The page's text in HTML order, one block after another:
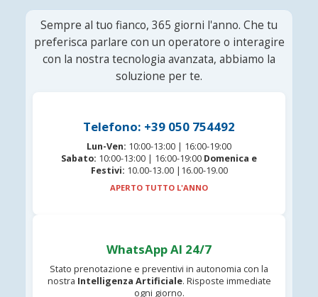
Sempre al tuo fianco, 365 giorni l'anno. Che tu
preferisca parlare con un operatore o interagire
con la nostra tecnologia avanzata, abbiamo la
soluzione per te.
Telefono: +39 050 754492
Lun-Ven: 10:00-13:00 | 16:00-19:00
Sabato: 10:00-13:00 | 16:00-19:00 Domenica e
Festivi: 10.00-13.00 |16.00-19.00
APERTO TUTTO L'ANNO
WhatsApp AI 24/7
Stato prenotazione e preventivi in autonomia con la
nostra Intelligenza Artificiale. Risposte immediate
ogni giorno.